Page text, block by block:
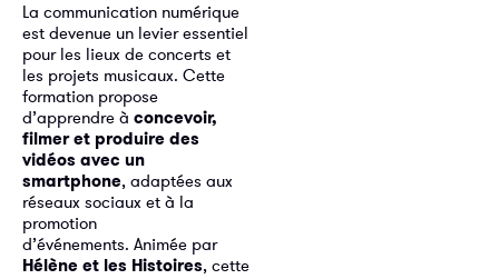
La communication numérique
est devenue un levier essentiel
pour les lieux de concerts et
les projets musicaux. Cette
formation propose
d’apprendre à concevoir,
filmer et produire des
vidéos avec un
smartphone, adaptées aux
réseaux sociaux et à la
promotion
d’événements. Animée par
Hélène et les Histoires, cette